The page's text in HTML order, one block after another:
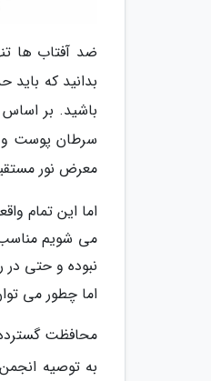
ضد آفتاب ها
بدانید که
باشید. بر
سرطان پوست و
معرض نور
اما این تمام
می شویم مناسب
نبوده و حتی در
اما چطور می
محافظت